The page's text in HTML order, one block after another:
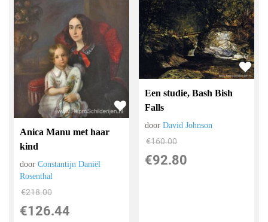
Anica Manu met haar
kind
doorConstantijn Daniël
Rosenthal
€218.00
€126.44
Een studie, Bash Bish
Falls
doorDavid Johnson
€160.00
€92.80